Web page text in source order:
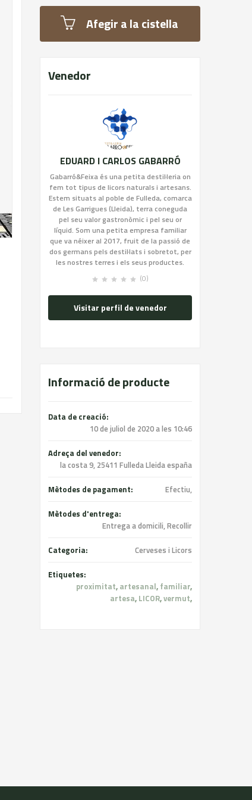
Afegir a la cistella
Venedor
EDUARD I CARLOS GABARRÓ
Gabarró&Feixa és una petita destil·leria on
fem tot tipus de licors naturals i artesans.
Estem situats al poble de Fulleda, comarca
de Les Garrigues (Lleida), terra coneguda
pel seu valor gastronòmic i pel seu or
líquid. Som una petita empresa familiar
que va néixer al 2017, fruit de la passió de
dos germans pels destil·lats i sobretot, per
les nostres terres i els seus productes.
(0)
Visitar perfil de venedor
Informació de producte
Data de creació:
10 de juliol de 2020 a les 10:46
Adreça del venedor:
la costa 9, 25411 Fulleda Lleida españa
Mètodes de pagament: Efectiu,
Mètodes d'entrega:
Entrega a domicili, Recollir
Categoria: Cerveses i Licors
Etiquetes:
proximitat, artesanal, familiar,
artesa, LICOR,vermut,